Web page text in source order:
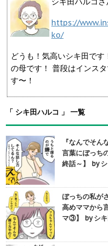
https://
ko/
どうも！気高いシキ田で
の母です！ 普段はインス
す〜！
「 シキ田ハルコ 」 一覧
『なんでそ
言葉にぼっち
終話～】 by
ぼっちの私が
高めママから
マ③】 by シキ